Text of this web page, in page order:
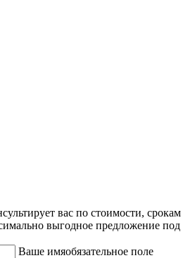
вас по стоимости, срокам
выгодное предложение под
Ваше имяобязательное поле